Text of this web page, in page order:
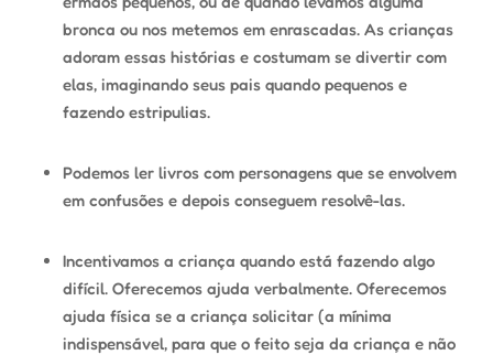
bronca ou nos metemos em enrascadas. As crianças
adoram essas histórias e costumam se divertir com
elas, imaginando seus pais quando pequenos e
fazendo estripulias.
Podemos ler livros com personagens que se envolvem
em confusões e depois conseguem resolvê-las.
Incentivamos a criança quando está fazendo algo
difícil. Oferecemos ajuda verbalmente. Oferecemos
ajuda física se a criança solicitar (a mínima
indispensável, para que o feito seja da criança e não